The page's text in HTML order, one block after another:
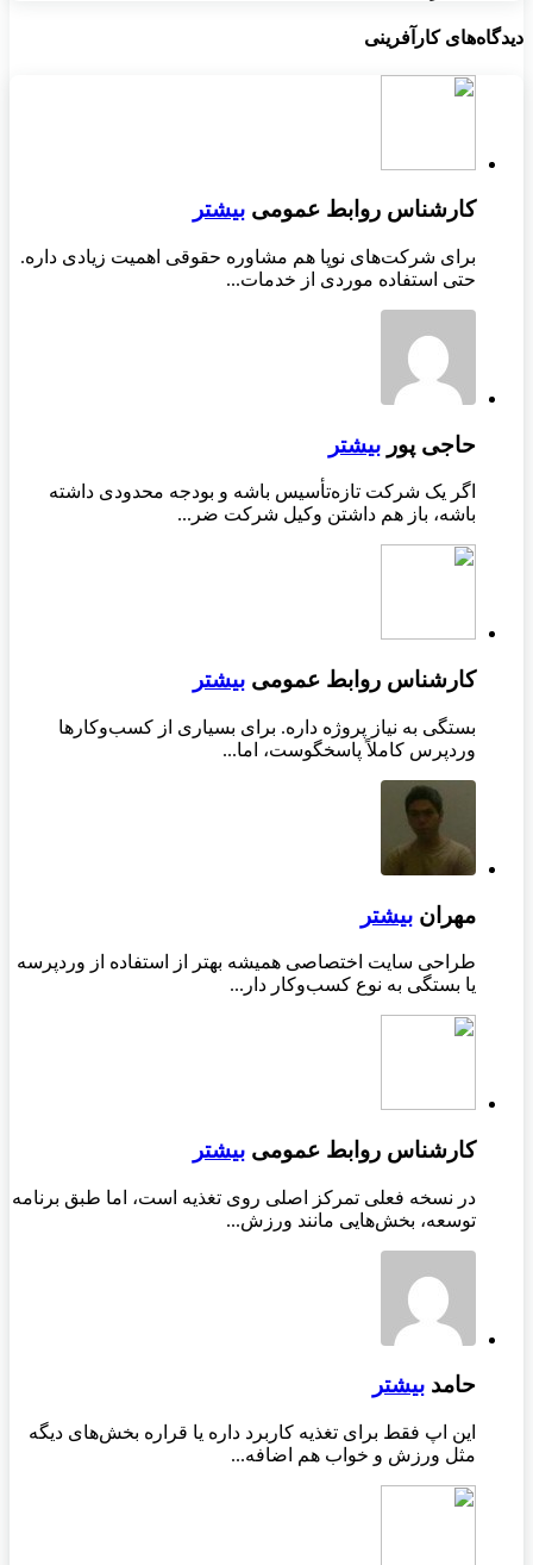
دیدگاه‌های کارآفرینی
کارشناس روابط عمومی بیشتر
برای شرکت‌های نوپا هم مشاوره حقوقی اهمیت زیادی داره.
حتی استفاده موردی از خدمات...
حاجی پور بیشتر
اگر یک شرکت تازه‌تأسیس باشه و بودجه محدودی داشته
باشه، باز هم داشتن وکیل شرکت ضر...
کارشناس روابط عمومی بیشتر
بستگی به نیاز پروژه داره. برای بسیاری از کسب‌وکارها
وردپرس کاملاً پاسخگوست، اما...
مهران بیشتر
طراحی سایت اختصاصی همیشه بهتر از استفاده از وردپرسه
یا بستگی به نوع کسب‌وکار دار...
کارشناس روابط عمومی بیشتر
در نسخه فعلی تمرکز اصلی روی تغذیه است، اما طبق برنامه
توسعه، بخش‌هایی مانند ورزش...
حامد بیشتر
این اپ فقط برای تغذیه کاربرد داره یا قراره بخش‌های دیگه
مثل ورزش و خواب هم اضافه...